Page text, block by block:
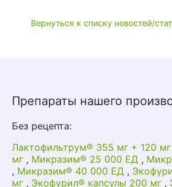
Вернуться к списку новостей/
Препараты нашего
Без рецепта:
Лактофильтрум® 355 мг + 120 мг
мг , Микразим® 25 000 ЕД ,
, Микразим® 40 000 ЕД ,
мг , Экофурил® капсулы 200 мг ,